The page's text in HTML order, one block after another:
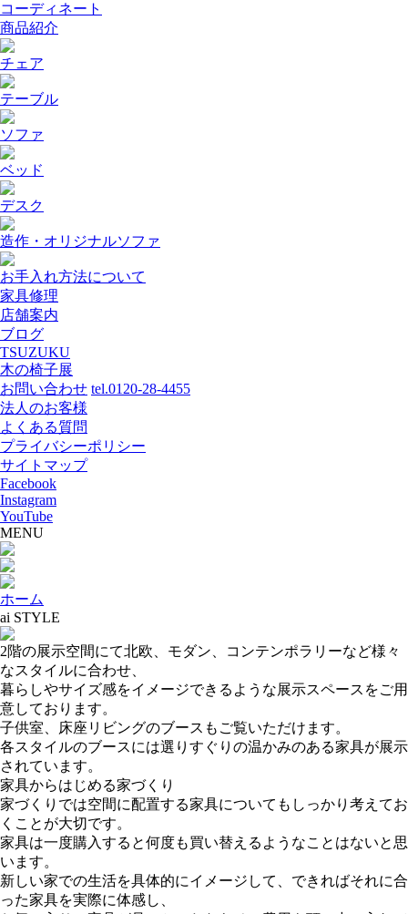
コーディネート
商品紹介
チェア
テーブル
ソファ
ベッド
デスク
造作・オリジナルソファ
お手入れ方法について
家具修理
店舗案内
ブログ
TSUZUKU
木の椅子展
お問い合わせ tel.0120-28-4455
法人のお客様
よくある質問
プライバシーポリシー
サイトマップ
Facebook
Instagram
YouTube
MENU
ホーム
ai STYLE
2階の展示空間にて北欧、モダン、コンテンポラリーなど様々
なスタイルに合わせ、
暮らしやサイズ感をイメージできるような展示スペースをご用
意しております。
子供室、床座リビングのブースもご覧いただけます。
各スタイルのブースには選りすぐりの温かみのある家具が展示
されています。
家具からはじめる家づくり
家づくりでは空間に配置する家具についてもしっかり考えてお
くことが大切です。
家具は一度購入すると何度も買い替えるようなことはないと思
います。
新しい家での生活を具体的にイメージして、できればそれに合
った家具を実際に体感し、